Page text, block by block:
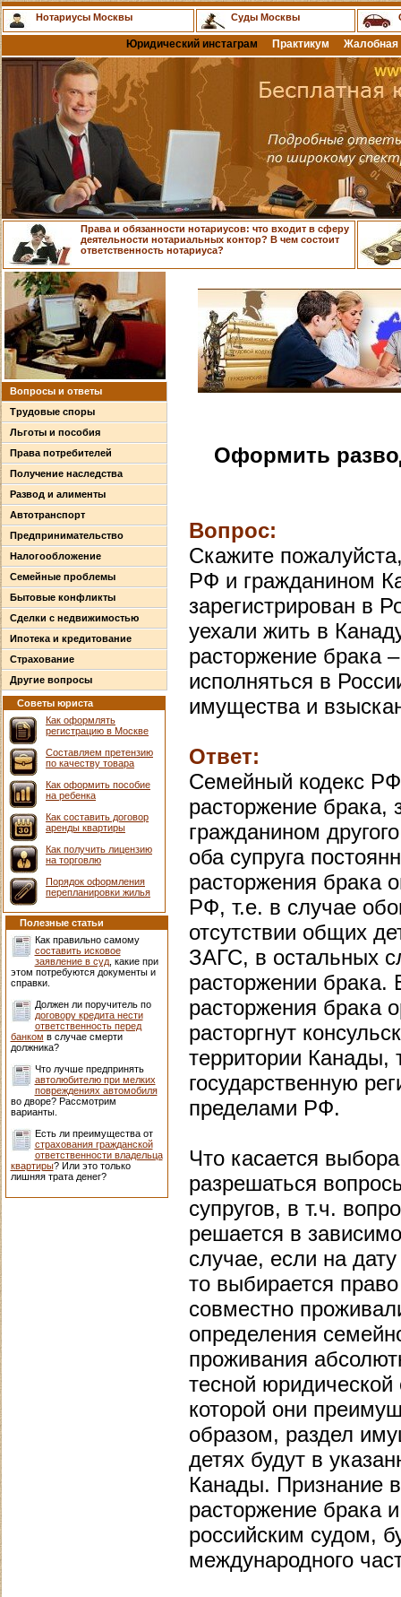
Нотариусы Москвы Суды Москвы
Юридический инстаграм Практикум Жалобная
Права и обязанности нотариусов: что входит в сферу
деятельности нотариальных контор? В чем состоит
ответственность нотариуса?
Вопросы и ответы
Трудовые споры
Льготы и пособия
Права потребителей
Получение наследства
Развод и алименты
Автотранспорт
Предпринимательство
Налогообложение
Семейные проблемы
Бытовые конфликты
Сделки с недвижимостью
Ипотека и кредитование
Страхование
Другие вопросы
Советы юриста
Как оформлять
регистрацию в Москве
Составляем претензию
по качеству товара
Как оформить пособие
на ребенка
Как составить договор
аренды квартиры
Как получить лицензию
на торговлю
Порядок оформления
перепланировки жилья
Полезные статьи
Как правильно самому
составить исковое
заявление в суд, какие при
этом потребуются документы и
справки.
Должен ли поручитель по
договору кредита нести
ответственность перед
банком в случае смерти
должника?
Что лучше предпринять
автолюбителю при мелких
повреждениях автомобиля
во дворе? Рассмотрим
варианты.
Есть ли преимущества от
страхования гражданской
ответственности владельца
квартиры? Или это только
лишняя трата денег?
Оформить
Вопрос:
Скажите
РФ и гражданином
зарегистрирован в
уехали жить в
расторжение брака
исполняться в
имущества и
Ответ:
Семейный кодекс РФ
расторжение
гражданином
оба супруга
расторжения брака
РФ, т.е. в случае
отсутствии общих
ЗАГС, в остальных
расторжении брака.
расторжения брака
расторгнут
территории Канады,
государственную
пределами РФ.
Что касается
разрешаться
супругов, в т.ч.
решается в
случае, если на
то выбирается
совместно
определения
проживания
тесной юридической
которой они
образом, раздел
детях будут в
Канады. Признание
расторжение брака
российским судом,
международного